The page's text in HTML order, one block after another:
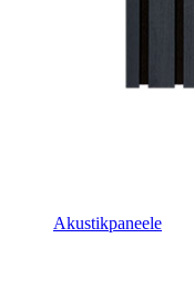
Akustikpaneele